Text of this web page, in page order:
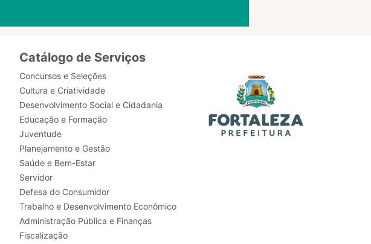
Catálogo de Serviços
Concursos e Seleções
Cultura e Criatividade
Desenvolvimento Social e Cidadania
Educação e Formação
Juventude
Planejamento e Gestão
Saúde e Bem-Estar
Servidor
Defesa do Consumidor
Trabalho e Desenvolvimento Econômico
Administração Pública e Finanças
Fiscalização